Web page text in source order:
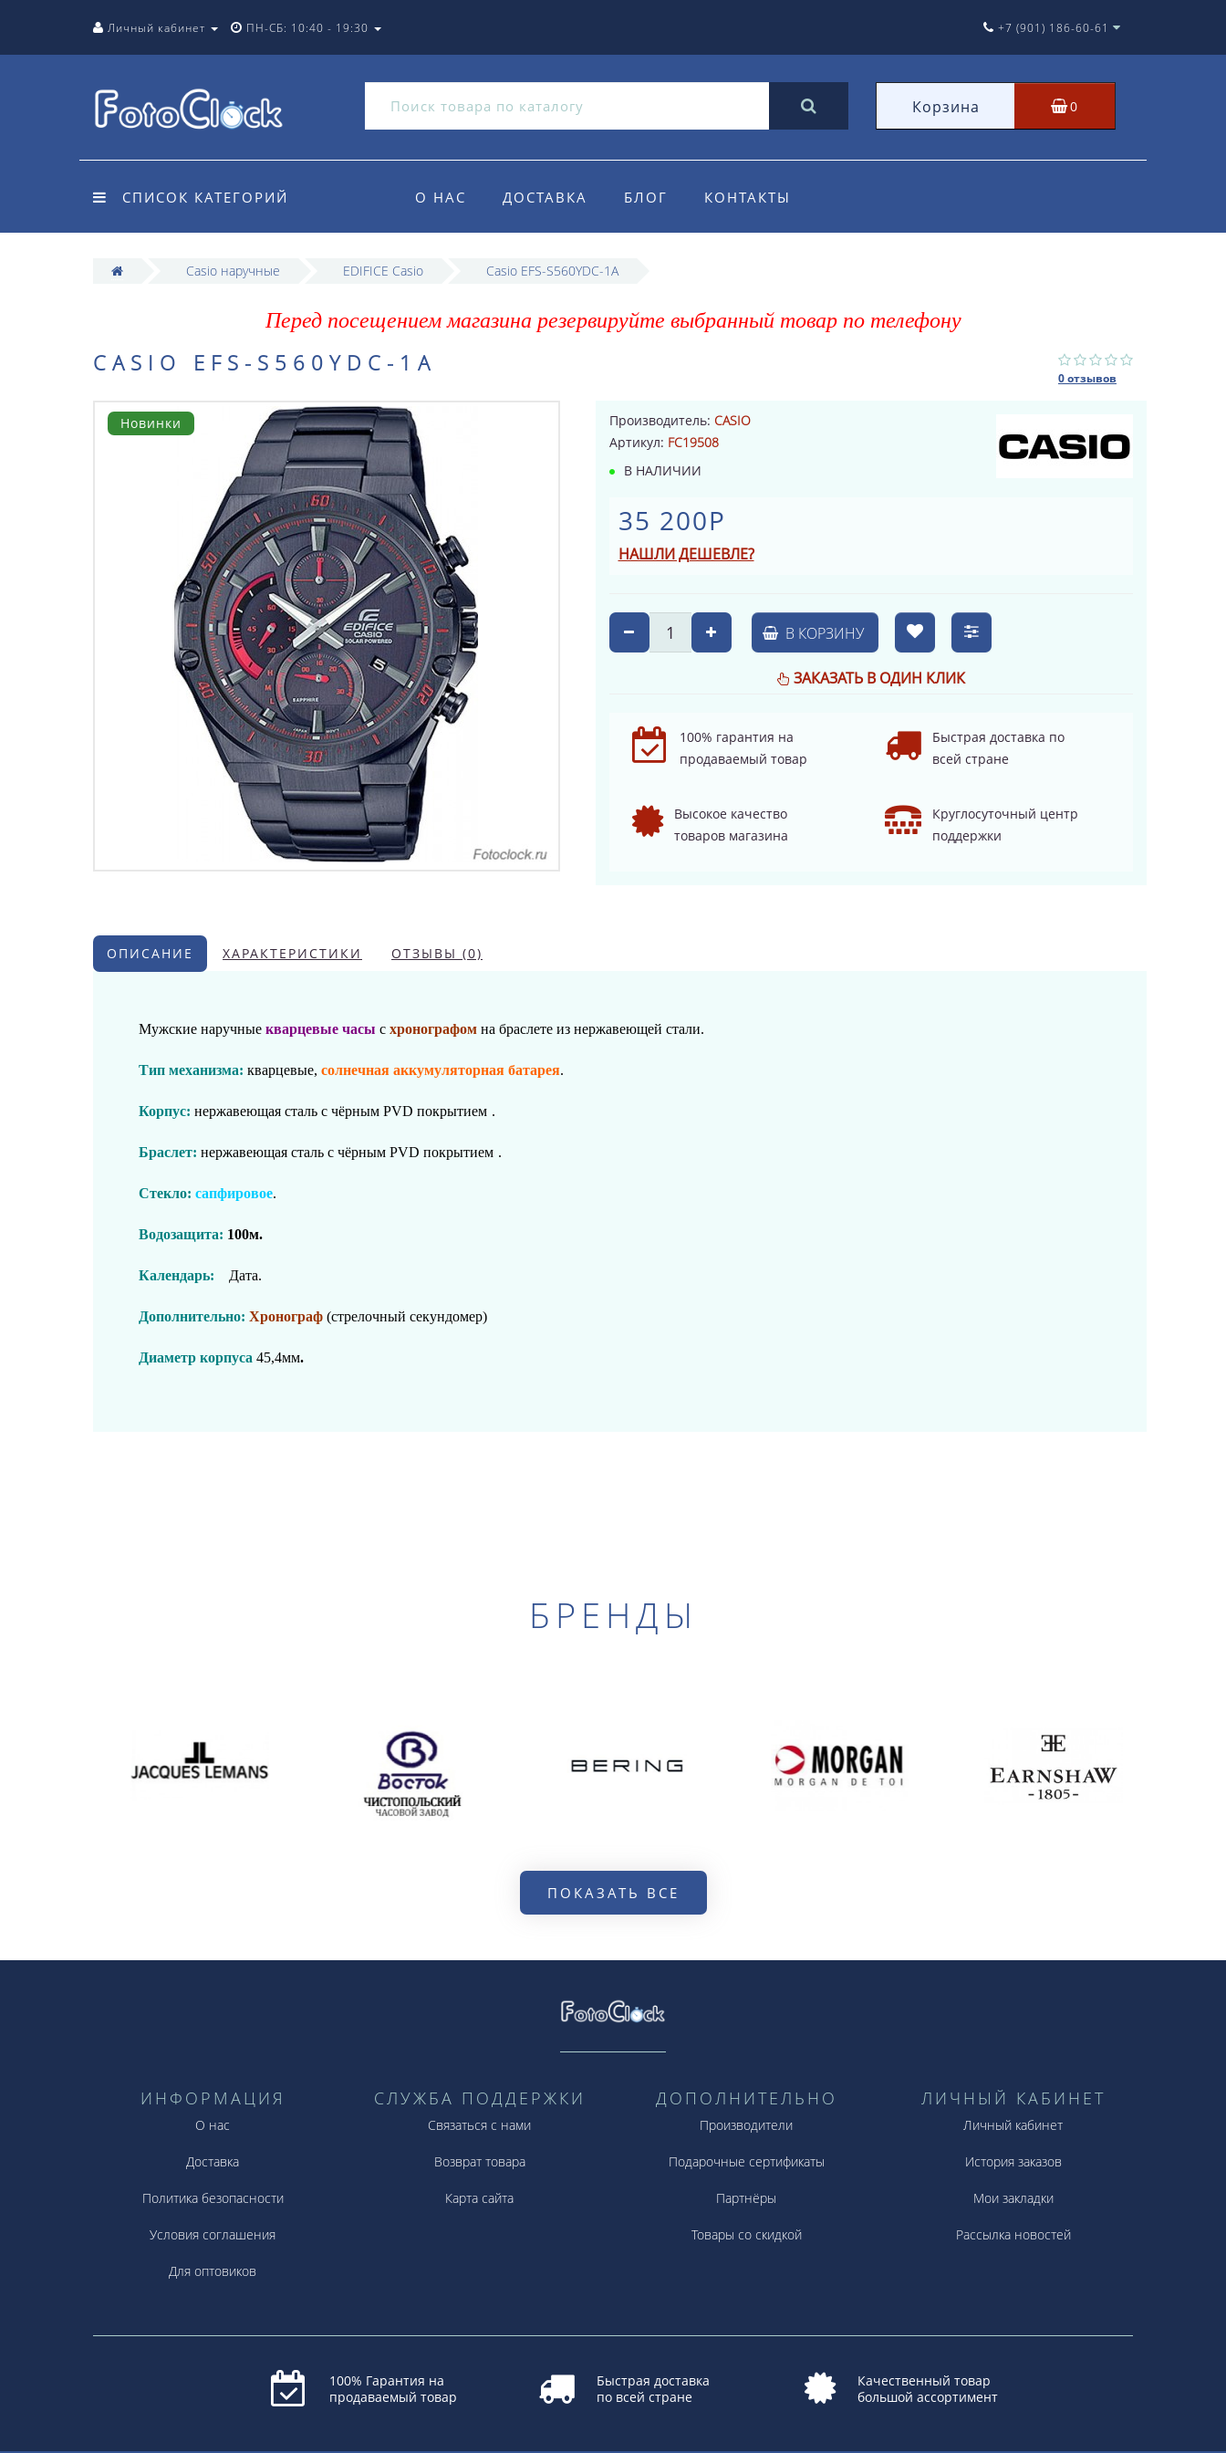
Личный кабинет ПН-СБ: 10:40 - 19:30 +7 (901) 186-60-61
Корзина 0
СПИСОК КАТЕГОРИЙ О НАС ДОСТАВКА БЛОГ КОНТАКТЫ
Casio наручные EDIFICE Casio Casio EFS-S560YDC-1A
Перед посещением магазина резервируйте выбранный товар по телефону
CASIO EFS-S560YDC-1A
0 отзывов
Новинки Производитель: CASIO
Артикул: FC19508
В НАЛИЧИИ
35 200Р
НАШЛИ ДЕШЕВЛЕ?
В КОРЗИНУ
ЗАКАЗАТЬ В ОДИН КЛИК
100% гарантия на
продаваемый товар
Быстрая доставка по
всей стране
Высокое качество
товаров магазина
Круглосуточный центр
поддержки
ОПИСАНИЕ ХАРАКТЕРИСТИКИ ОТЗЫВЫ (0)
Мужские наручные кварцевые часы с хронографом на браслете из нержавеющей стали.
Тип механизма: кварцевые, солнечная аккумуляторная батарея.
Корпус: нержавеющая сталь с чёрным PVD покрытием .
Браслет: нержавеющая сталь с чёрным PVD покрытием .
Стекло: сапфировое.
Водозащита: 100м.
Календарь: Дата.
Дополнительно: Хронограф (стрелочный секундомер)
Диаметр корпуса 45,4мм.
БРЕНДЫ
ПОКАЗАТЬ ВСЕ
ИНФОРМАЦИЯ
О нас
Доставка
Политика безопасности
Условия соглашения
Для оптовиков
СЛУЖБА ПОДДЕРЖКИ
Связаться с нами
Возврат товара
Карта сайта
ДОПОЛНИТЕЛЬНО
Производители
Подарочные сертификаты
Партнёры
Товары со скидкой
ЛИЧНЫЙ КАБИНЕТ
Личный кабинет
История заказов
Мои закладки
Рассылка новостей
100% Гарантия на
продаваемый товар
Быстрая доставка
по всей стране
Качественный товар
большой ассортимент